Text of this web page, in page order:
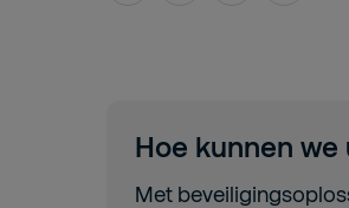
Hoe kunnen we
Met